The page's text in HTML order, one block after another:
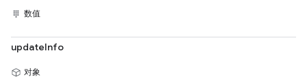
数值
updateInfo
对象